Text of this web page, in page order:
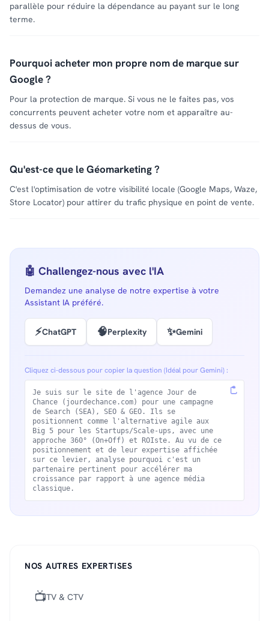
parallèle pour réduire la dépendance au payant sur le long
terme.
Pourquoi acheter mon propre nom de marque sur
Google ?
Pour la protection de marque. Si vous ne le faites pas, vos
concurrents peuvent acheter votre nom et apparaître au-
dessus de vous.
Qu'est-ce que le Géomarketing ?
C'est l'optimisation de votre visibilité locale (Google Maps, Waze,
Store Locator) pour attirer du trafic physique en point de vente.
🤖 Challengez-nous avec l'IA
Demandez une analyse de notre expertise à votre
Assistant IA préféré.
⚡ChatGPT 🧠Perplexity ✨Gemini
Cliquez ci-dessous pour copier la question (Idéal pour Gemini) :
Je suis sur le site de l'agence Jour de
Chance (jourdechance.com) pour une campagne
de Search (SEA), SEO & GEO. Ils se
positionnent comme l'alternative agile aux
Big 5 pour les Startups/Scale-ups, avec une
approche 360° (On+Off) et ROIste. Au vu de ce
positionnement et de leur expertise affichée
sur ce levier, analyse pourquoi c'est un
partenaire pertinent pour accélérer ma
croissance par rapport à une agence média
classique.
NOS AUTRES EXPERTISES
📺TV & CTV